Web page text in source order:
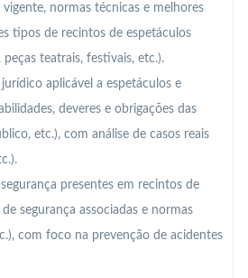
normas técnicas e melhores
tipos de recintos de espetáculos
teatrais, festivais, etc.).
aplicável a espetáculos e
deveres e obrigações das
etc.), com análise de casos reais
presentes em recintos de
segurança associadas e normas
com foco na prevenção de acidentes